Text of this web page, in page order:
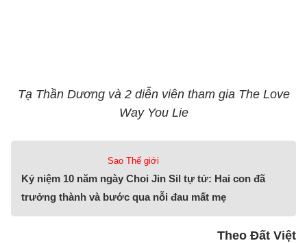
Tạ Thần Dương và 2 diễn viên tham gia The Love
Way You Lie
Sao Thế giới
Kỷ niệm 10 năm ngày Choi Jin Sil tự tử: Hai con đã
trưởng thành và bước qua nỗi đau mất mẹ
Theo Đất Việt